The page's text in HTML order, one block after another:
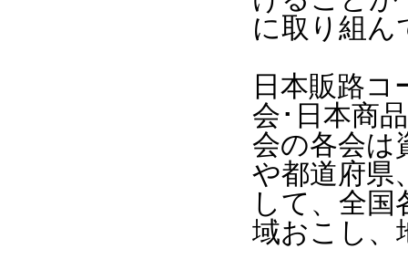
に取り組
日本販路
会･日本商
会の各会は
や都道府県
して、全
域おこし、